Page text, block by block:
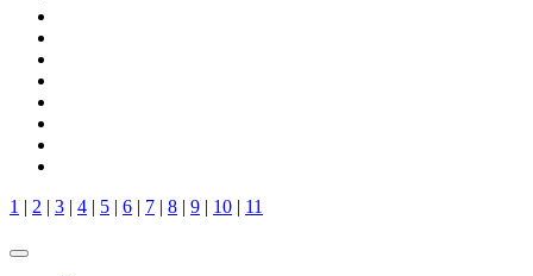
1 | 2 | 3 | 4 | 5 | 6 | 7 | 8 | 9 | 10 | 11